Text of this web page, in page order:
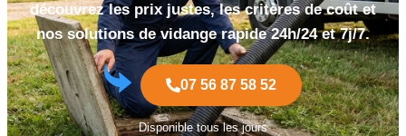
découvrez les prix justes, les critères de coût et
nos solutions de vidange rapide 24h/24 et 7j/7.
07 56 87 58 52
Disponible tous les jours